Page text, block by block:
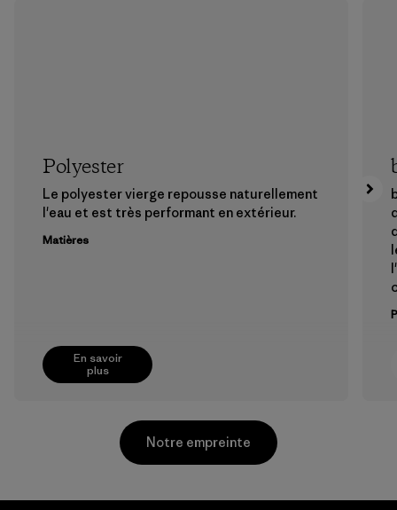
En savoir
plus
Polyester
Le polyester vierge repousse naturellement
l'eau et est très performant en extérieur.
Matières
Notre empreinte